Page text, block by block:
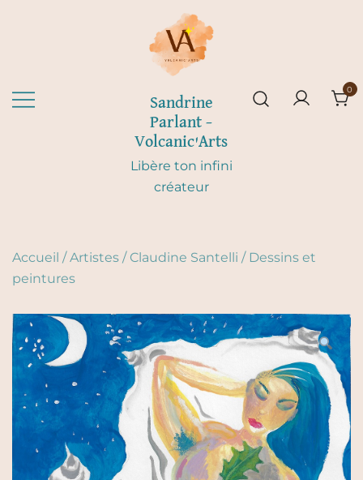
Sandrine
Parlant –
Volcanic'Arts
Libère ton infini
créateur
0
Accueil /Artistes / Claudine Santelli / Dessins et
peintures